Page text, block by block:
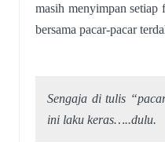
masih menyimpan setiap
bersama pacar-pacar
Sengaja di tulis
ini laku keras…..dulu.